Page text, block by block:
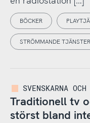
BÖCKER
STRÖMMANDE TJÄNSTER
SVENSKARNA
Traditionell tv
störst bland